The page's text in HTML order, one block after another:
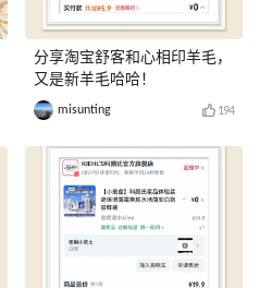
分享淘宝舒客和心相印羊毛，
又是新羊毛哈哈！
misunting 194